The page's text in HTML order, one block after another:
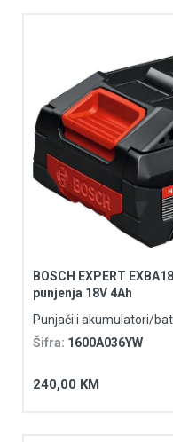
BOSCH EXPERT
punjenja 18V 4Ah
Punjači i akumulatori/
Šifra: 1600A036YW
240,00 KM